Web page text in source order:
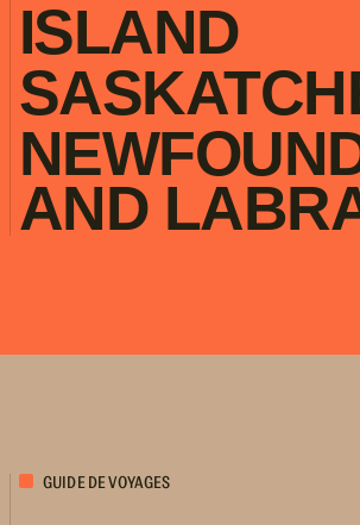
ISLAND
AND
GUIDE DE VOYAGES